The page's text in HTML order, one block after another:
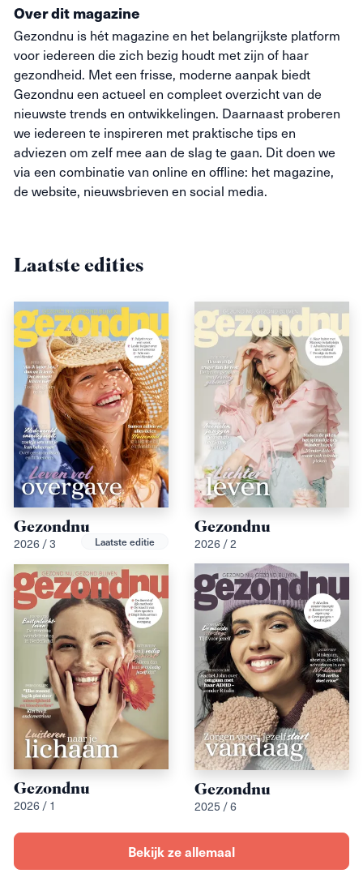
Over dit magazine
Gezondnu is hét magazine en het belangrijkste platform
voor iedereen die zich bezig houdt met zijn of haar
gezondheid. Met een frisse, moderne aanpak biedt
Gezondnu een actueel en compleet overzicht van de
nieuwste trends en ontwikkelingen. Daarnaast proberen
we iedereen te inspireren met praktische tips en
adviezen om zelf mee aan de slag te gaan. Dit doen we
via een combinatie van online en offline: het magazine,
de website, nieuwsbrieven en social media.
Laatste edities
Gezondnu
2026 / 3 Laatste editie
Gezondnu
2026 / 2
Gezondnu
2026 / 1
Gezondnu
2025 / 6
Bekijk ze allemaal